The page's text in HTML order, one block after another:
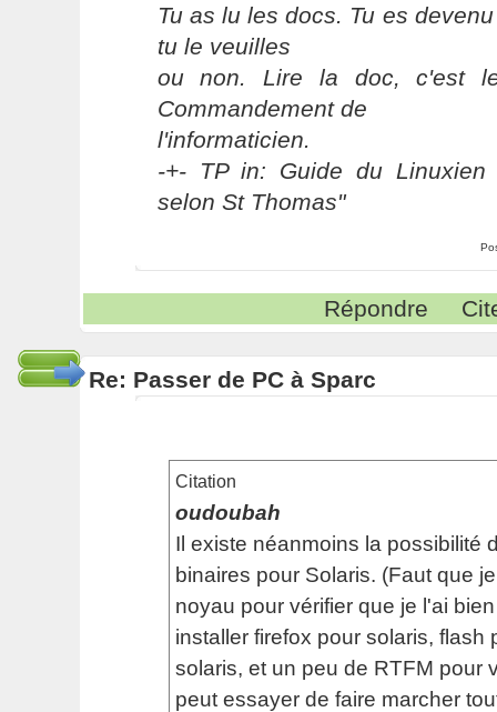
Tu as lu les docs. Tu es
tu le veuilles
ou non. Lire la doc, c'est
Commandement de
l'informaticien.
-+- TP in: Guide du Linuxien
selon St Thomas"
Répondre
Re: Passer de PC à Sparc
Citation
oudoubah
Il existe néanmoins la possibilité
binaires pour Solaris. (Faut que
noyau pour vérifier que je l'ai
installer firefox pour solaris, flash
solaris, et un peu de RTFM pour
peut essayer de faire marcher